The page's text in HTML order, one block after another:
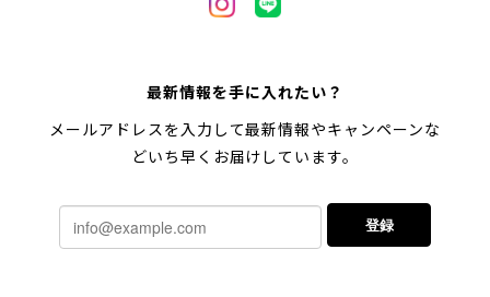
最新情報を手に入れたい？
メールアドレスを入力して最新情報やキャンペーンな
どいち早くお届けしています。
登録